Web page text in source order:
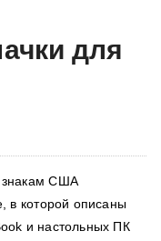
для
знакам США
в которой описаны
и настольных ПК